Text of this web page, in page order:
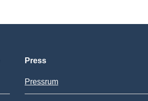
Press
Pressrum